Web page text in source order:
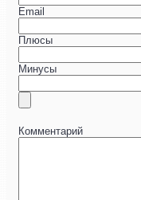
Email
Плюсы
Минусы
Комментарий